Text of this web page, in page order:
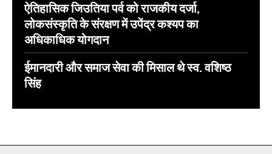
ऐतिहासिक जिउतिया पर्व को राजकीय दर्जा,
लोकसंस्कृति के संरक्षण में उपेंद्र कश्यप का
अधिकाधिक योगदान
ईमानदारी और समाज सेवा की मिसाल थे स्व. वशिष्ठ
सिंह